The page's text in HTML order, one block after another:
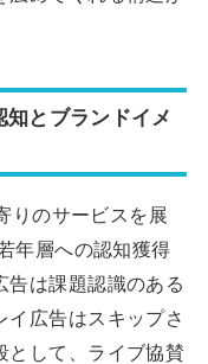
とブランドイメ
りのサービスを展
年層への認知獲得
告は課題認識のある
イ広告はスキップさ
として、ライブ協賛